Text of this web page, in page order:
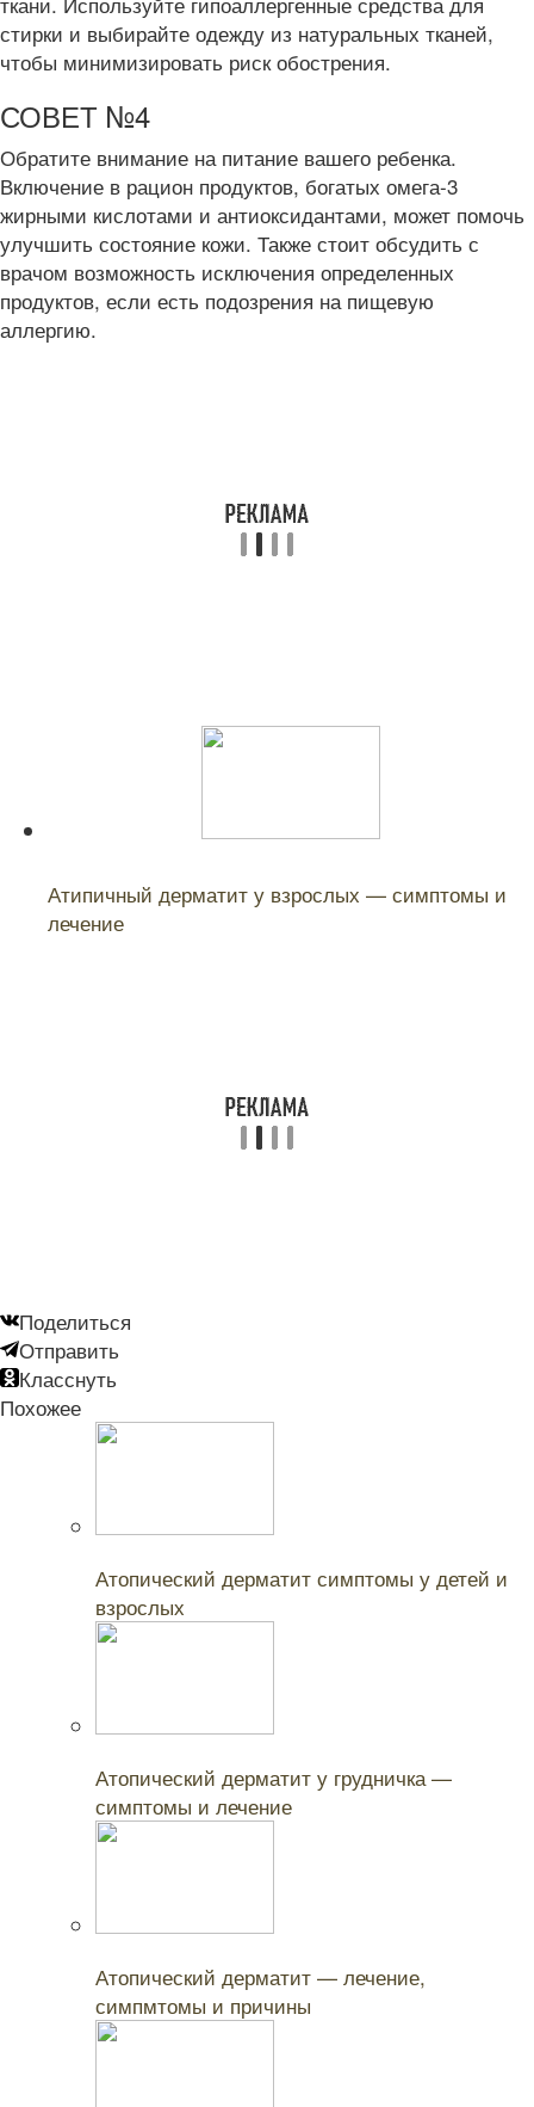
стирки и выбирайте одежду из натуральных тканей,
чтобы минимизировать риск обострения.
СОВЕТ №4
Обратите внимание на питание вашего ребенка.
Включение в рацион продуктов, богатых омега-3
жирными кислотами и антиоксидантами, может помочь
улучшить состояние кожи. Также стоит обсудить с
врачом возможность исключения определенных
продуктов, если есть подозрения на пищевую
аллергию.
Атипичный дерматит у взрослых — симптомы и
лечение
Поделиться
Отправить
Класснуть
Похожее
Атопический дерматит симптомы у детей и
взрослых
Атопический дерматит у грудничка —
симптомы и лечение
Атопический дерматит — лечение,
симпмтомы и причины